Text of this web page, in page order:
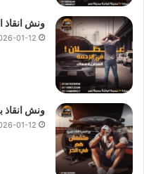
ونش انقاذ
01-12
ونش انقاذ
01-12